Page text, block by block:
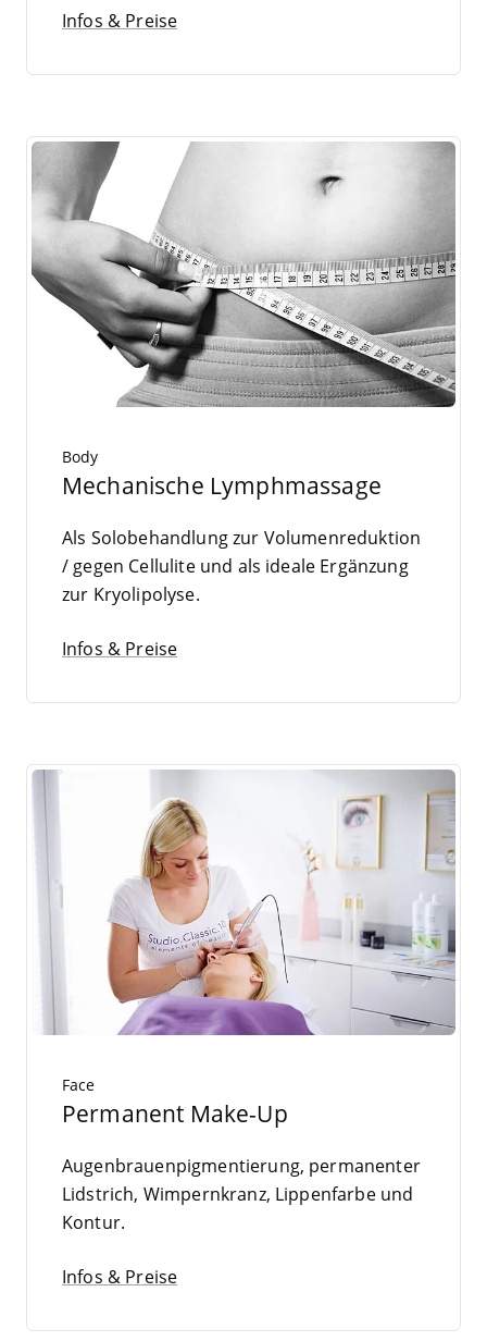
Infos & Preise
Body
Mechanische Lymphmassage
Als Solo­be­hand­lung zur Volu­men­re­duk­ti­on
/ gegen Cel­lu­li­te und als idea­le Ergän­zung
zur Kryolipolyse.
Infos & Preise
Face
Permanent Make-Up
Augen­brau­en­pig­men­tie­rung, per­ma­nen­ter
Lid­strich, Wim­pern­kranz, Lip­pen­far­be und
Kontur.
Infos & Preise